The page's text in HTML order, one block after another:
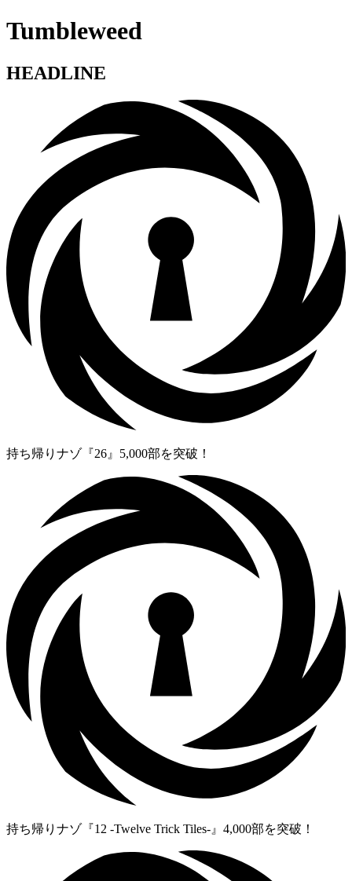
Tumbleweed
HEADLINE
持ち帰りナゾ『26』5,000部を突破！
持ち帰りナゾ『12 -Twelve Trick Tiles-』4,000部を突破！